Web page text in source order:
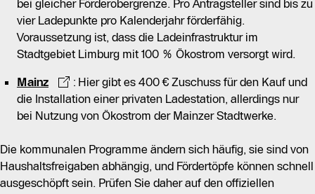
bei gleicher Förderobergrenze. Pro Antragsteller sind bis zu
vier Ladepunkte pro Kalenderjahr förderfähig.
Voraussetzung ist, dass die Ladeinfrastruktur im
Stadtgebiet Limburg mit 100 % Ökostrom versorgt wird.
Mainz
: Hier gibt es 400 € Zuschuss für den Kauf und
die Installation einer privaten Ladestation, allerdings nur
bei Nutzung von Ökostrom der Mainzer Stadtwerke.
Die kommunalen Programme ändern sich häufig, sie sind von
Haushaltsfreigaben abhängig, und Fördertöpfe können schnell
ausgeschöpft sein. Prüfen Sie daher auf den offiziellen